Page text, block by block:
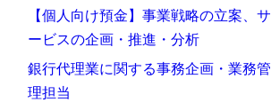
医療・介護・福祉
その他
【個人向け預金】事業戦略の立案、サ
ービスの企画・推進・分析
銀行代理業に関する事務企画・業務管
理担当